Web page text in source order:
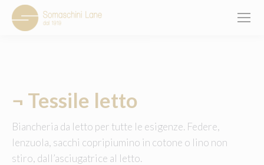
¬ Tessile letto
Biancheria da letto per tutte le esigenze. Federe,
lenzuola, sacchi copripiumino in cotone o lino non
stiro, dall’asciugatrice al letto.